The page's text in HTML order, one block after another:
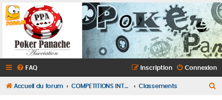
FAQ Connexion
Inscription
Accueil du forum COMPETITIONS INTERCLUBS CFEPA ET CFIPA Classements